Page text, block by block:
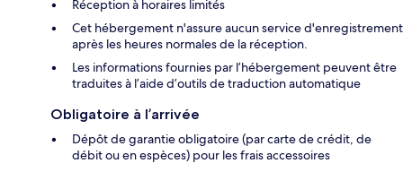
Réception à horaires limités
Cet hébergement n'assure aucun service d'enregistrement
après les heures normales de la réception.
Les informations fournies par l’hébergement peuvent être
traduites à l’aide d’outils de traduction automatique
Obligatoire à l’arrivée
Dépôt de garantie obligatoire (par carte de crédit, de
débit ou en espèces) pour les frais accessoires